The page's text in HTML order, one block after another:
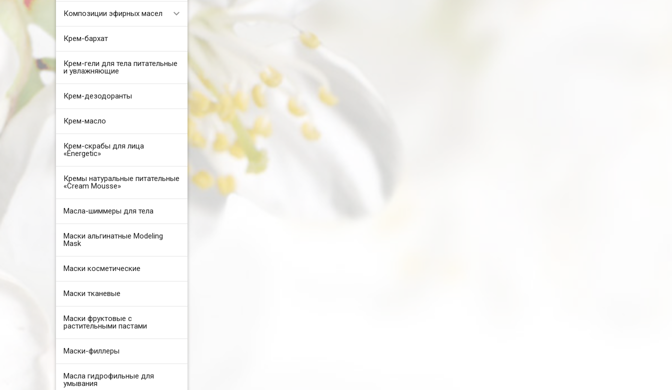
Композиции эфирных масел
Крем-бархат
Крем-гели для тела питательные
и увлажняющие
Крем-дезодоранты
Крем-масло
Крем-скрабы для лица
«Energetic»
Кремы натуральные питательные
«Cream Mousse»
Масла-шиммеры для тела
Маски альгинатные Modeling
Mask
Маски косметические
Маски тканевые
Маски фруктовые с
растительными пастами
Маски-филлеры
Масла гидрофильные для
умывания